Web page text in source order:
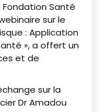
Fondation Santé
sur le
: Application
», a offert un
et de
sur la
Dr Amadou